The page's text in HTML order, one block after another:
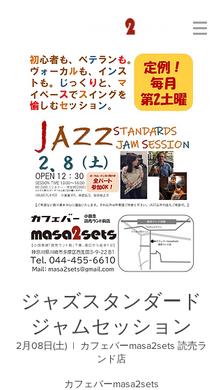
ジャズスタンダード
ジャムセッション
2月08日(土)
  |
カフェバーmasa2sets 読売ラ
ンド店
カフェバーmasa2sets